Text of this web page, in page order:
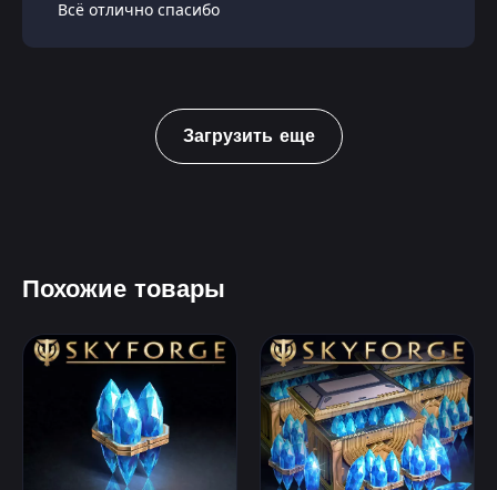
Всё отлично спасибо
Загрузить еще
Похожие товары